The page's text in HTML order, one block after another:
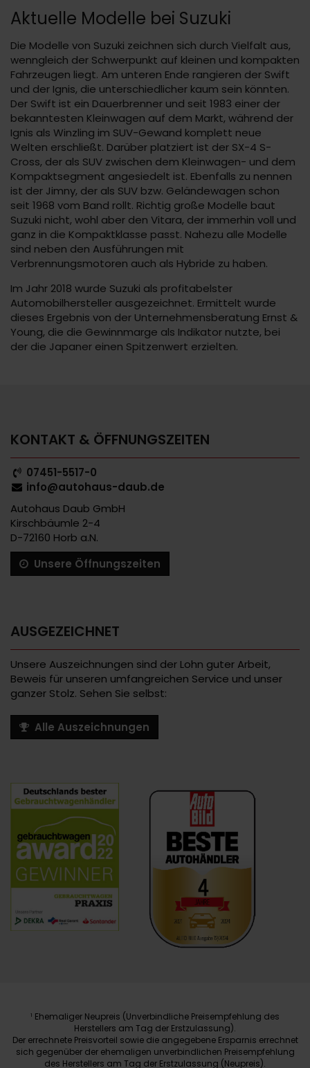
Aktuelle Modelle bei Suzuki
Die Modelle von Suzuki zeichnen sich durch Vielfalt aus,
wenngleich der Schwerpunkt auf kleinen und kompakten
Fahrzeugen liegt. Am unteren Ende rangieren der Swift
und der Ignis, die unterschiedlicher kaum sein könnten.
Der Swift ist ein Dauerbrenner und seit 1983 einer der
bekanntesten Kleinwagen auf dem Markt, während der
Ignis als Winzling im SUV-Gewand komplett neue
Welten erschließt. Darüber platziert ist der SX-4 S-
Cross, der als SUV zwischen dem Kleinwagen- und dem
Kompaktsegment angesiedelt ist. Ebenfalls zu nennen
ist der Jimny, der als SUV bzw. Geländewagen schon
seit 1968 vom Band rollt. Richtig große Modelle baut
Suzuki nicht, wohl aber den Vitara, der immerhin voll und
ganz in die Kompaktklasse passt. Nahezu alle Modelle
sind neben den Ausführungen mit
Verbrennungsmotoren auch als Hybride zu haben.
Im Jahr 2018 wurde Suzuki als profitabelster
Automobilhersteller ausgezeichnet. Ermittelt wurde
dieses Ergebnis von der Unternehmensberatung Ernst &
Young, die die Gewinnmarge als Indikator nutzte, bei
der die Japaner einen Spitzenwert erzielten.
KONTAKT & ÖFFNUNGSZEITEN
07451-5517-0
info@autohaus-daub.de
Autohaus Daub GmbH
Kirschbäumle 2-4
D-72160 Horb a.N.
Unsere Öffnungszeiten
AUSGEZEICHNET
Unsere Auszeichnungen sind der Lohn guter Arbeit,
Beweis für unseren umfangreichen Service und unser
ganzer Stolz. Sehen Sie selbst:
Alle Auszeichnungen
1 Ehemaliger Neupreis (Unverbindliche Preisempfehlung des
Herstellers am Tag der Erstzulassung).
Der errechnete Preisvorteil sowie die angegebene Ersparnis errechnet
sich gegenüber der ehemaligen unverbindlichen Preisempfehlung
des Herstellers am Tag der Erstzulassung (Neupreis).